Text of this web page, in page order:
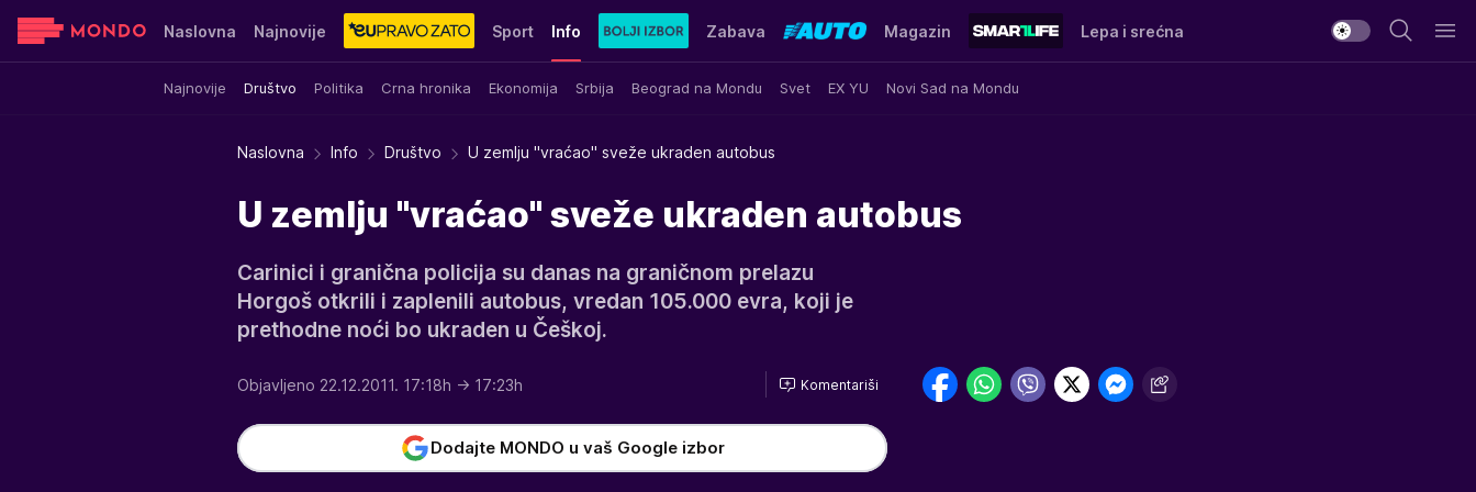
Naslovna Najnovije Sport Info
Najnovije Društvo Politika Crna hronika Ekonomija Srbija Beograd na Mondu Svet EX YU Novi Sad na Mondu
Zabava Magazin Lepa i srećna
Sensa Stvar ukusa Yumama
Naslovna Info Društvo U zemlju "vraćao" sveže ukraden autobus
U zemlju "vraćao" sveže ukraden autobus
Carinici i granična policija su danas na graničnom prelazu
Horgoš otkrili i zaplenili autobus, vredan 105.000 evra, koji je
prethodne noći bo ukraden u Češkoj.
Objavljeno 22.12.2011. 17:18h → 17:23h Komentariši
Dodajte MONDO u vaš Google izbor